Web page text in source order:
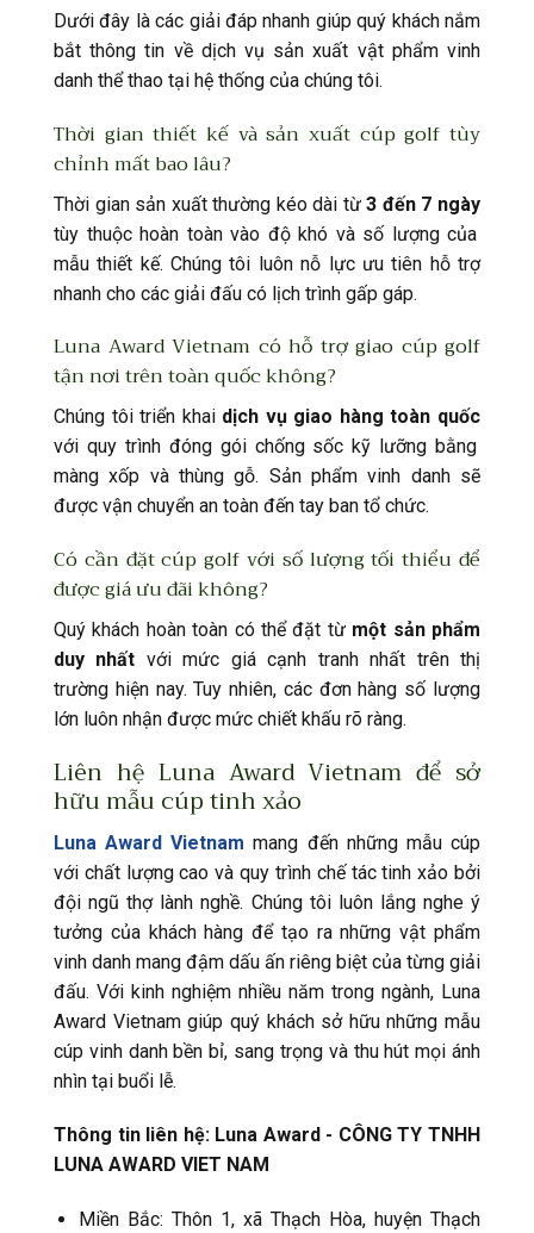
Dưới đây là các giải đáp nhanh giúp quý khách nắm
bắt thông tin về dịch vụ sản xuất vật phẩm vinh
danh thể thao tại hệ thống của chúng tôi.
Thời gian thiết kế và sản xuất cúp golf tùy
chỉnh mất bao lâu?
Thời gian sản xuất thường kéo dài từ3 đến 7 ngày
tùy thuộc hoàn toàn vào độ khó và số lượng của
mẫu thiết kế. Chúng tôi luôn nỗ lực ưu tiên hỗ trợ
nhanh cho các giải đấu có lịch trình gấp gáp.
Luna Award Vietnam có hỗ trợ giao cúp golf
tận nơi trên toàn quốc không?
Chúng tôi triển khai dịch vụ giao hàng toàn quốc
với quy trình đóng gói chống sốc kỹ lưỡng bằng
màng xốp và thùng gỗ. Sản phẩm vinh danh sẽ
được vận chuyển an toàn đến tay ban tổ chức.
Có cần đặt cúp golf với số lượng tối thiểu để
được giá ưu đãi không?
Quý khách hoàn toàn có thể đặt từ một sản phẩm
duy nhất với mức giá cạnh tranh nhất trên thị
trường hiện nay. Tuy nhiên, các đơn hàng số lượng
lớn luôn nhận được mức chiết khấu rõ ràng.
Liên hệ Luna Award Vietnam để sở
hữu mẫu cúp tinh xảo
Luna Award Vietnam mang đến những mẫu cúp
với chất lượng cao và quy trình chế tác tinh xảo bởi
đội ngũ thợ lành nghề. Chúng tôi luôn lắng nghe ý
tưởng của khách hàng để tạo ra những vật phẩm
vinh danh mang đậm dấu ấn riêng biệt của từng giải
đấu. Với kinh nghiệm nhiều năm trong ngành, Luna
Award Vietnam giúp quý khách sở hữu những mẫu
cúp vinh danh bền bỉ, sang trọng và thu hút mọi ánh
nhìn tại buổi lễ.
Thông tin liên hệ: Luna Award - CÔNG TY TNHH
LUNA AWARD VIET NAM
Miền Bắc: Thôn 1, xã Thạch Hòa, huyện Thạch